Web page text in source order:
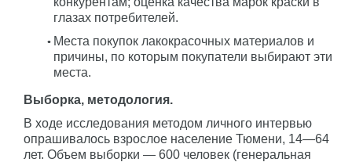
глазах потребителей.
Места покупок лакокрасочных материалов и
причины, по которым покупатели выбирают эти
места.
Выборка, методология.
В ходе исследования методом личного интервью
опрашивалось взрослое население Тюмени, 14—64
лет. Объем выборки — 600 человек (генеральная